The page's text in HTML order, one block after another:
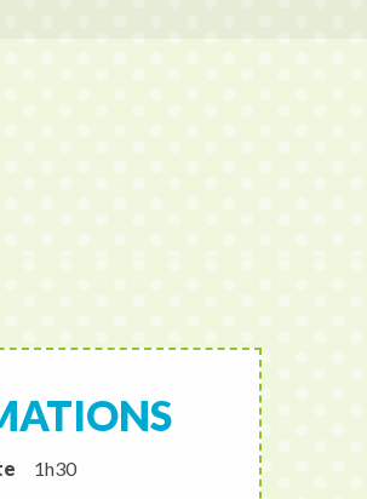
1h30